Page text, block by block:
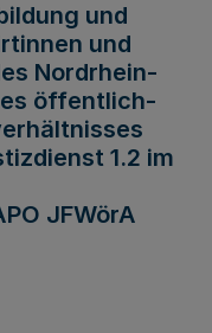
und
und
Nordrhein-
öffentlich-
1.2 im
JFWörA